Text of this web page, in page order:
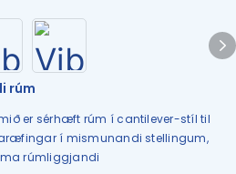
rúm
er sérhæft rúm í cantilever-stíl til
í mismunandi stellingum,
rúmliggjandi